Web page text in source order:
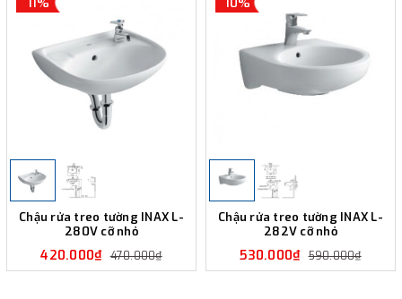
Chậu rửa treo tường INAX L-
280V cỡ nhỏ
420.000₫ 470.000₫
Chậu rửa treo tường INAX L-
282V cỡ nhỏ
530.000₫ 590.000₫